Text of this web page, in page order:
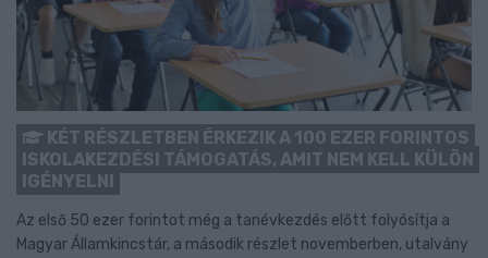
KÉT RÉSZLETBEN ÉRKEZIK A 100 EZER FORINTOS
ISKOLAKEZDÉSI TÁMOGATÁS, AMIT NEM KELL KÜLÖN
IGÉNYELNI
Az első 50 ezer forintot még a tanévkezdés előtt folyósítja a
Magyar Államkincstár, a második részlet novemberben, utalvány